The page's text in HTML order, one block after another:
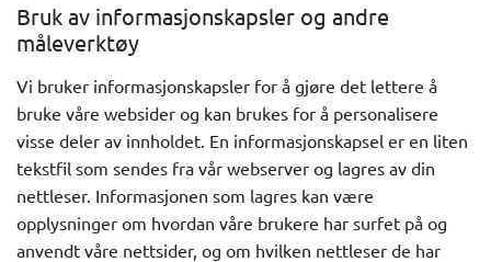
Bruk av informasjonskapsler og andre
måleverktøy
Vi bruker informasjonskapsler for å gjøre det lettere å
bruke våre websider og kan brukes for å personalisere
visse deler av innholdet. En informasjonskapsel er en liten
tekstfil som sendes fra vår webserver og lagres av din
nettleser. Informasjonen som lagres kan være
opplysninger om hvordan våre brukere har surfet på og
anvendt våre nettsider, og om hvilken nettleser de har